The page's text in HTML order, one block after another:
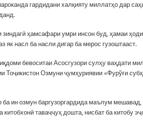
гардидани халқияту миллатҳо дар
зиндагӣ ҳамсафари умри инсон буд, ҳамаи
як насл ба насли дигар ба мерос гузоштааст.
бевоситаи Асосгузори сулҳу ваҳдати
Тоҷикистон Озмуни ҷумҳуриявии «Фурўғи
ба ин озмун баргузоргардида маълум мешавад,
таваҷҷуҳ дошта, нисбат ба китобу